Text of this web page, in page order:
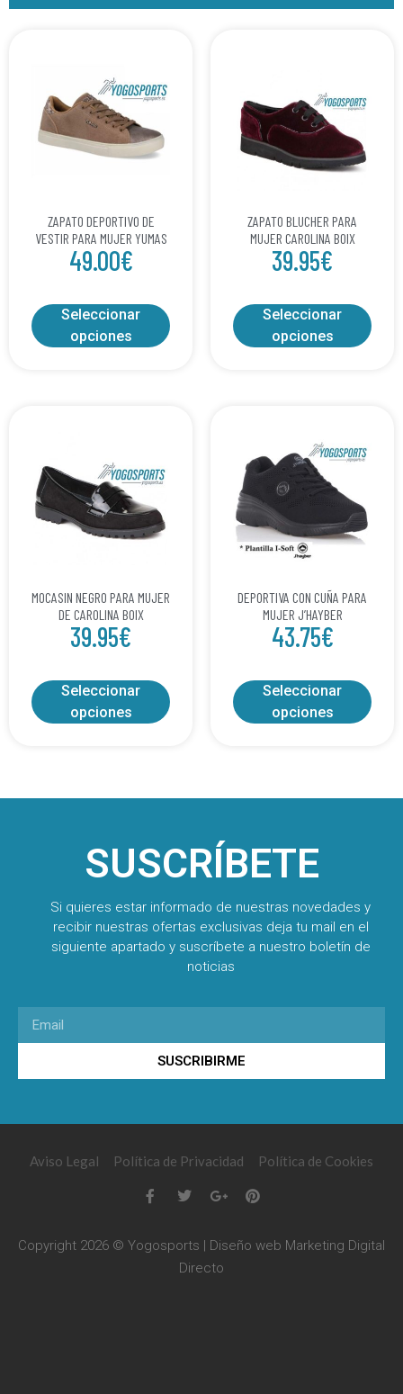
ZAPATO DEPORTIVO DE
VESTIR PARA MUJER YUMAS
49.00€
Seleccionar
opciones
ZAPATO BLUCHER PARA
MUJER CAROLINA BOIX
39.95€
Seleccionar
opciones
MOCASIN NEGRO PARA MUJER
DE CAROLINA BOIX
39.95€
Seleccionar
opciones
DEPORTIVA CON CUÑA PARA
MUJER J’HAYBER
43.75€
Seleccionar
opciones
SUSCRÍBETE
Si quieres estar informado de nuestras novedades y
recibir nuestras ofertas exclusivas deja tu mail en el
siguiente apartado y suscríbete a nuestro boletín de
noticias
SUSCRIBIRME
Aviso Legal Política de Privacidad Política de Cookies
Copyright 2026 © Yogosports | Diseño web Marketing Digital
Directo